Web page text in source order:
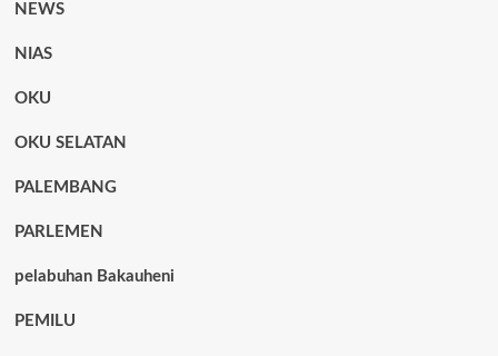
NEWS
NIAS
OKU
OKU SELATAN
PALEMBANG
PARLEMEN
pelabuhan Bakauheni
PEMILU